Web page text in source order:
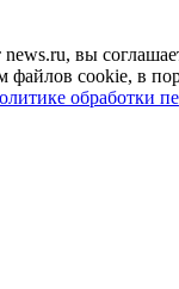
вы
файлов cookie, в
обработки